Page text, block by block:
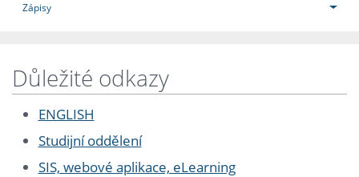
Zápisy
Důležité odkazy
ENGLISH
Studijní oddělení
SIS, webové aplikace, eLearning